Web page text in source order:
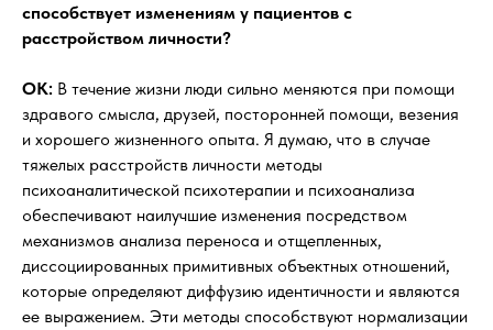
способствует изменениям у пациентов с
расстройством личности?
OK: В течение жизни люди сильно меняются при помощи
здравого смысла, друзей, посторонней помощи, везения
и хорошего жизненного опыта. Я думаю, что в случае
тяжелых расстройств личности методы
психоаналитической психотерапии и психоанализа
обеспечивают наилучшие изменения посредством
механизмов анализа переноса и отщепленных,
диссоциированных примитивных объектных отношений,
которые определяют диффузию идентичности и являются
ее выражением. Эти методы способствуют нормализации